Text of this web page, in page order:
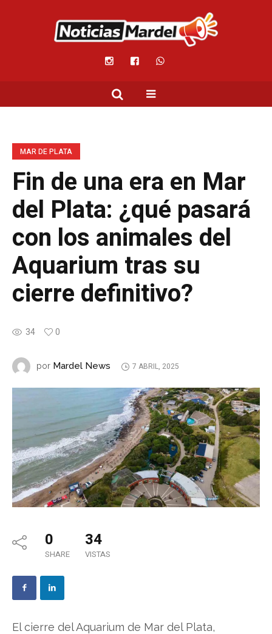
MAR DE PLATA
Fin de una era en Mar
del Plata: ¿qué pasará
con los animales del
Aquarium tras su
cierre definitivo?
34 0
por Mardel News 7 ABRIL, 2025
0
SHARE
34
VISTAS
El cierre del Aquarium de Mar del Plata,